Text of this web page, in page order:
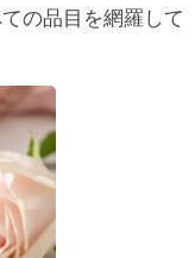
の品目を網羅して